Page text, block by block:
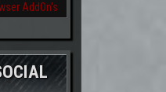
AddOn's